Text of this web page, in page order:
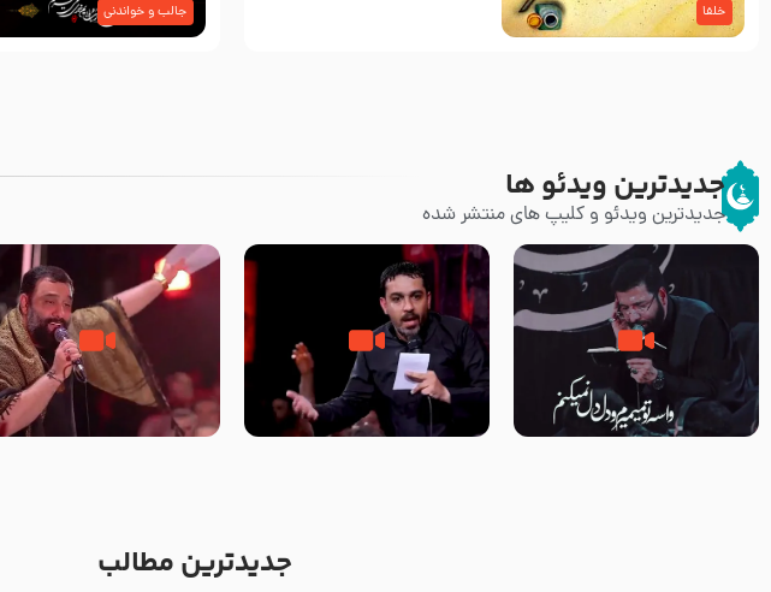
خلفا جالب و خواندنی
جدیدترین ویدئو ها
جدیدترین ویدئو و کلیپ های منتشر شده
مصداق کربلا – حاج حسین سیب
شور ، حسینا! به‌ حق زهرا «أُنْظُرْ
إِلَینا» – عزاداری شب هفتم ماه
جانا جانا ابی عبدالله – کربلایی
جواد مقدم – شب هشتم محرم
جدیدترین مطالب